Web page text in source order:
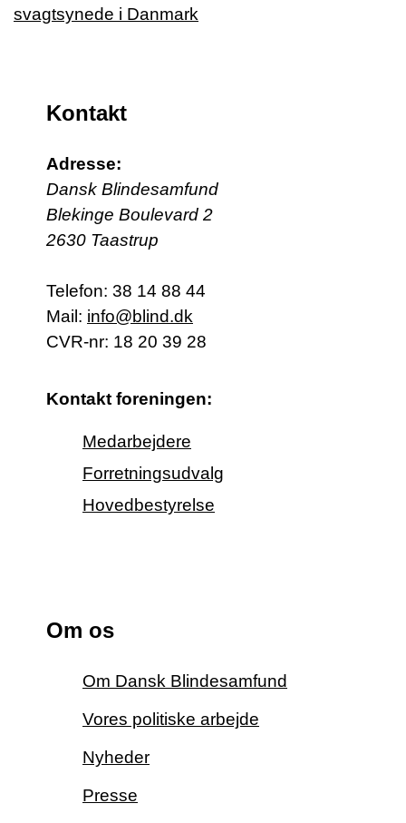
Kontakt
Adresse:
Dansk Blindesamfund
Blekinge Boulevard 2
2630 Taastrup
Telefon: 38 14 88 44
Mail: info@blind.dk
CVR-nr: 18 20 39 28
Kontakt foreningen:
Medarbejdere
Forretningsudvalg
Hovedbestyrelse
Om os
Om Dansk Blindesamfund
Vores politiske arbejde
Nyheder
Presse